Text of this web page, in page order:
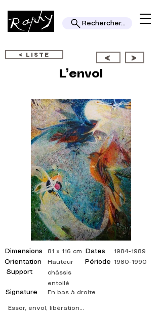
Rechercher...
< LISTE < >
L’envol
Dimensions
Orientation
Support
Signature
81 x 116 cm
Dates
Période
Hauteur
châssis
entoilé
En bas à droite
1984-1989
1980-1990
Essor, envol, libération...